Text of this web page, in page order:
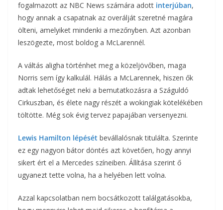
fogalmazott az NBC News számára adott interjúban,
hogy annak a csapatnak az overálját szeretné magára
ölteni, amelyiket mindenki a mezőnyben. Azt azonban
leszögezte, most boldog a McLarennél.
A váltás aligha történhet meg a közeljövőben, maga
Norris sem így kalkulál. Hálás a McLarennek, hiszen ők
adtak lehetőséget neki a bemutatkozásra a Száguldó
Cirkuszban, és élete nagy részét a wokingiak kötelékében
töltötte. Még sok évig tervez papajában versenyezni.
Lewis Hamilton lépését bevállalósnak titulálta. Szerinte
ez egy nagyon bátor döntés azt követően, hogy annyi
sikert ért el a Mercedes színeiben. Állítása szerint ő
ugyanezt tette volna, ha a helyében lett volna.
Azzal kapcsolatban nem bocsátkozott találgatásokba,